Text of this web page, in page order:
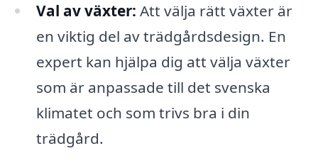
Val av växter: Att välja rätt växter är
en viktig del av trädgårdsdesign. En
expert kan hjälpa dig att välja växter
som är anpassade till det svenska
klimatet och som trivs bra i din
trädgård.